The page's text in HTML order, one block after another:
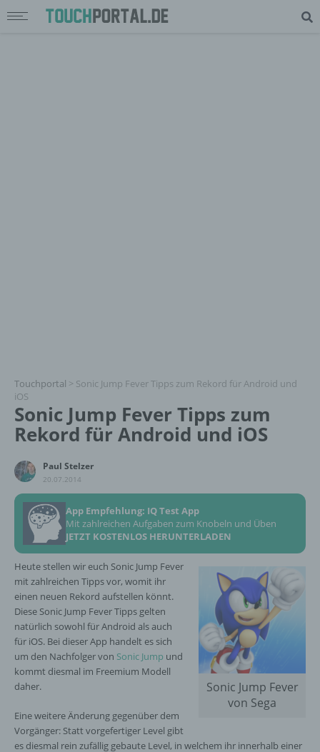
Touchportal > Sonic Jump Fever Tipps zum Rekord für Android und
iOS
Sonic Jump Fever Tipps zum
Rekord für Android und iOS
Paul Stelzer
20.07.2014
App Empfehlung: IQ Test App
Mit zahlreichen Aufgaben zum Knobeln und Üben
JETZT KOSTENLOS HERUNTERLADEN
Sonic Jump Fever
von Sega
Heute stellen wir euch Sonic Jump Fever
mit zahlreichen Tipps vor, womit ihr
einen neuen Rekord aufstellen könnt.
Diese Sonic Jump Fever Tipps gelten
natürlich sowohl für Android als auch
für iOS. Bei dieser App handelt es sich
um den Nachfolger von Sonic Jump und
kommt diesmal im Freemium Modell
daher.
Eine weitere Änderung gegenüber dem
Vorgänger: Statt vorgefertiger Level gibt
es diesmal rein zufällig gebaute Level, in welchem ihr innerhalb einer